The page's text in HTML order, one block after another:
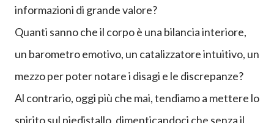
Il corpo ad esempio è un maestro immenso, ma
quanti se ne accorgono?
Quanti capiscono che il corpo può darti
informazioni di grande valore?
Quanti sanno che il corpo è una bilancia interiore,